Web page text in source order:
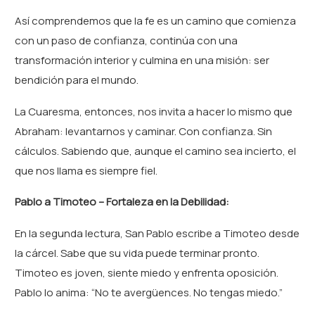
Así comprendemos que la fe es un camino que comienza
con un paso de confianza, continúa con una
transformación interior y culmina en una misión: ser
bendición para el mundo.
La Cuaresma, entonces, nos invita a hacer lo mismo que
Abraham: levantarnos y caminar. Con confianza. Sin
cálculos. Sabiendo que, aunque el camino sea incierto, el
que nos llama es siempre fiel.
Pablo a Timoteo – Fortaleza en la Debilidad:
En la segunda lectura, San Pablo escribe a Timoteo desde
la cárcel. Sabe que su vida puede terminar pronto.
Timoteo es joven, siente miedo y enfrenta oposición.
Pablo lo anima: “No te avergüences. No tengas miedo.”